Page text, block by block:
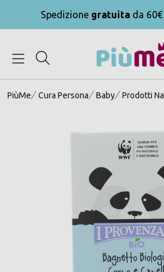
Spedizione gratuita da
PiùMe Cura Persona Baby Prodotti